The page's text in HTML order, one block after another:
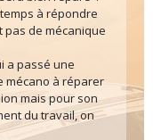
temps à répondre
de mécanique
a passé une
mécano à réparer
mais pour son
du travail, on